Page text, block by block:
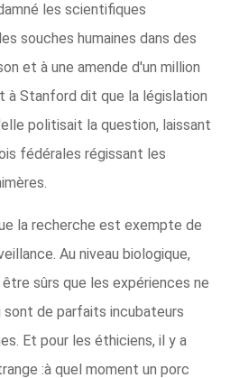
les scientifiques
souches humaines dans des
et à une amende d'un million
à Stanford dit que la législation
politisait la question, laissant
fédérales régissant les
la recherche est exempte de
Au niveau biologique,
sûrs que les expériences ne
de parfaits incubateurs
Et pour les éthiciens, il y a
:à quel moment un porc